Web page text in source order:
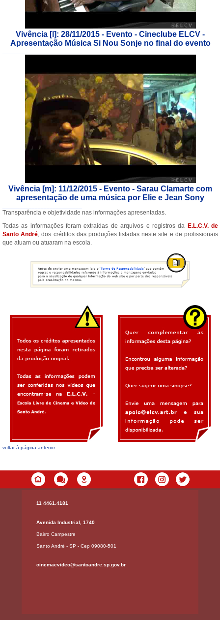
Vivência [l]: 28/11/2015 - Evento - Cineclube ELCV -
Apresentação Música Si Nou Sonje no final do evento
Vivência [m]: 11/12/2015 - Evento - Sarau Clamarte com
apresentação de uma música por Elie e Jean Sony
Transparência e objetividade nas informações apresentadas.
Todas as informações foram extraídas de arquivos e registros da E.L.C.V. de
Santo André, dos créditos das produções listadas neste site e de profissionais
que atuam ou atuaram na escola.
voltar à página anterior
11 4461.4181
Avenida Industrial, 1740
Bairro Campestre
Santo André - SP - Cep 09080-501
cinemaevideo@santoandre.sp.gov.br